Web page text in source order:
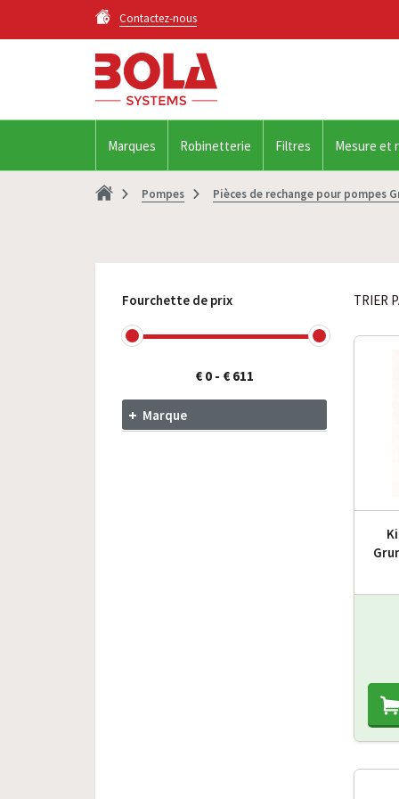
Contactez-nous
Marques Robinetterie Filtres Mesure et
Pompes Pièces de rechange pour pompes
Fourchette de prix
€ 0 - € 611
Marque
TRIER